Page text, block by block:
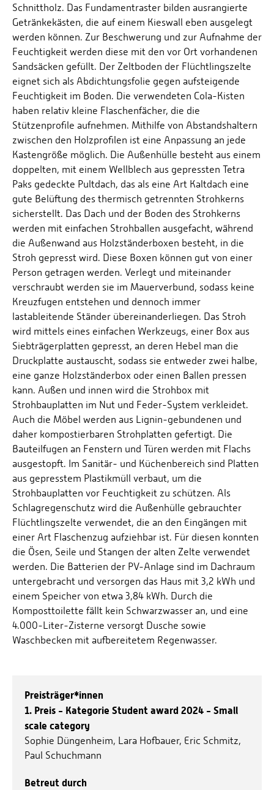
Schnittholz. Das Fundamentraster bilden ausrangierte
Getränkekästen, die auf einem Kieswall eben ausgelegt
werden können. Zur Beschwerung und zur Aufnahme der
Feuchtigkeit werden diese mit den vor Ort vorhandenen
Sandsäcken gefüllt. Der Zeltboden der Flüchtlingszelte
eignet sich als Abdichtungsfolie gegen aufsteigende
Feuchtigkeit im Boden. Die verwendeten Cola-Kisten
haben relativ kleine Flaschenfächer, die die
Stützenprofile aufnehmen. Mithilfe von Abstandshaltern
zwischen den Holzprofilen ist eine Anpassung an jede
Kastengröße möglich. Die Außenhülle besteht aus einem
doppelten, mit einem Wellblech aus gepressten Tetra
Paks gedeckte Pultdach, das als eine Art Kaltdach eine
gute Belüftung des thermisch getrennten Strohkerns
sicherstellt. Das Dach und der Boden des Strohkerns
werden mit einfachen Strohballen ausgefacht, während
die Außenwand aus Holzständerboxen besteht, in die
Stroh gepresst wird. Diese Boxen können gut von einer
Person getragen werden. Verlegt und miteinander
verschraubt werden sie im Mauerverbund, sodass keine
Kreuzfugen entstehen und dennoch immer
lastableitende Ständer übereinanderliegen. Das Stroh
wird mittels eines einfachen Werkzeugs, einer Box aus
Siebträgerplatten gepresst, an deren Hebel man die
Druckplatte austauscht, sodass sie entweder zwei halbe,
eine ganze Holzständerbox oder einen Ballen pressen
kann. Außen und innen wird die Strohbox mit
Strohbauplatten im Nut und Feder-System verkleidet.
Auch die Möbel werden aus Lignin-gebundenen und
daher kompostierbaren Strohplatten gefertigt. Die
Bauteilfugen an Fenstern und Türen werden mit Flachs
ausgestopft. Im Sanitär- und Küchenbereich sind Platten
aus gepresstem Plastikmüll verbaut, um die
Strohbauplatten vor Feuchtigkeit zu schützen. Als
Schlagregenschutz wird die Außenhülle gebrauchter
Flüchtlingszelte verwendet, die an den Eingängen mit
einer Art Flaschenzug aufziehbar ist. Für diesen konnten
die Ösen, Seile und Stangen der alten Zelte verwendet
werden. Die Batterien der PV-Anlage sind im Dachraum
untergebracht und versorgen das Haus mit 3,2 kWh und
einem Speicher von etwa 3,84 kWh. Durch die
Komposttoilette fällt kein Schwarzwasser an, und eine
4.000-Liter-Zisterne versorgt Dusche sowie
Waschbecken mit aufbereitetem Regenwasser.
Preisträger*innen
1. Preis - Kategorie Student award 2024 - Small
scale category
Sophie Düngenheim, Lara Hofbauer, Eric Schmitz,
Paul Schuchmann
Betreut durch